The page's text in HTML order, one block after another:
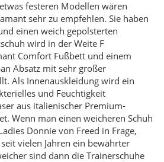
festeren Modellen wären
sehr zu empfehlen. Sie haben
einen weich gepolsterten
wird in der Weite F
Comfort Fußbett und einem
Absatz mit sehr großer
Als Innenauskleidung wird ein
und Feuchtigkeit
aus italienischer Premium-
Wenn man einen weicheren Schuh
Donnie von Freed in Frage,
vielen Jahren ein bewährter
sind dann die Trainerschuhe